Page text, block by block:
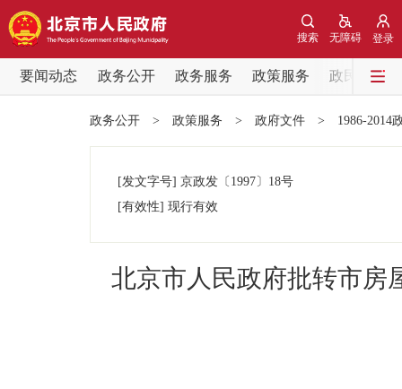
登录
无障碍
搜索
要闻动态 政务公开 政务服务 政策服务
政民互动
党中央精神
政务公开 > 政策服务 > 政府文件 > 1986-2014
[发文字号] 京政发 〔1997〕 18号
[有效性] 现行有效
北京市人民政府批转市房